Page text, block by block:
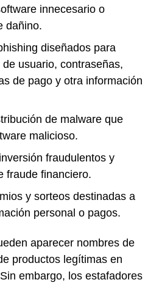
innecesario o
dañino.
diseñados para
usuario, contraseñas,
de pago y otra información
de malware que
malicioso.
fraudulentos y
fraude financiero.
y sorteos destinadas a
personal o pagos.
aparecer nombres de
productos legítimas en
embargo, los estafadores